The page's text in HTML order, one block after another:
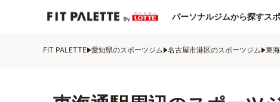
パーソナルジムから探すス
FIT PALETTE 愛知県のスポーツジム 名古屋市港区のスポーツジム 東